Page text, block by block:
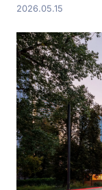
2026.05.15